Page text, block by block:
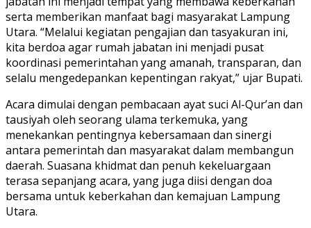
serta memberikan manfaat bagi masyarakat Lampung
Utara. “Melalui kegiatan pengajian dan tasyakuran ini,
kita berdoa agar rumah jabatan ini menjadi pusat
koordinasi pemerintahan yang amanah, transparan, dan
selalu mengedepankan kepentingan rakyat,” ujar Bupati.
Acara dimulai dengan pembacaan ayat suci Al-Qur’an dan
tausiyah oleh seorang ulama terkemuka, yang
menekankan pentingnya kebersamaan dan sinergi
antara pemerintah dan masyarakat dalam membangun
daerah. Suasana khidmat dan penuh kekeluargaan
terasa sepanjang acara, yang juga diisi dengan doa
bersama untuk keberkahan dan kemajuan Lampung
Utara.